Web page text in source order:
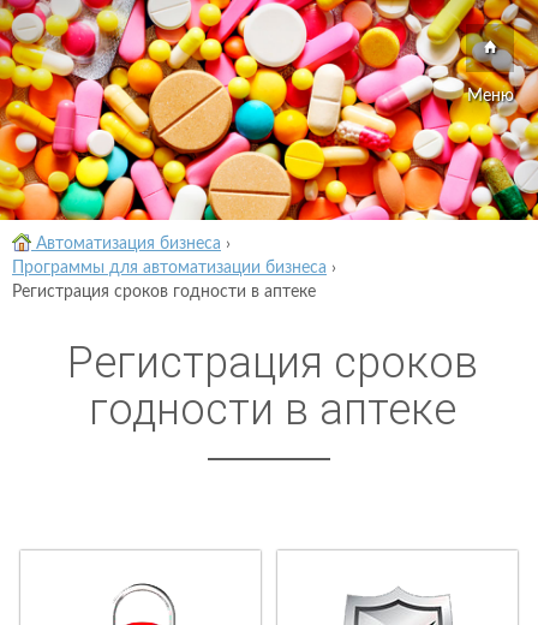
Меню
Автоматизация бизнеса ›
Программы для автоматизации бизнеса ›
Регистрация сроков годности в аптеке
Регистрация сроков
годности в аптеке